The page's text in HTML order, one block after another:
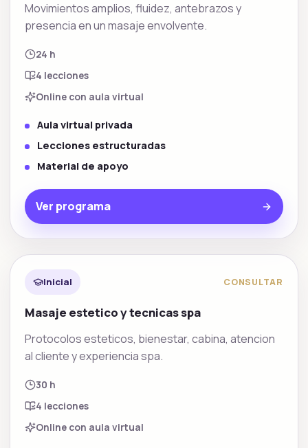
Movimientos amplios, fluidez, antebrazos y
presencia en un masaje envolvente.
24 h
4 lecciones
Online con aula virtual
Aula virtual privada
Lecciones estructuradas
Material de apoyo
Ver programa
Inicial CONSULTAR
Masaje estetico y tecnicas spa
Protocolos esteticos, bienestar, cabina, atencion
al cliente y experiencia spa.
30 h
4 lecciones
Online con aula virtual